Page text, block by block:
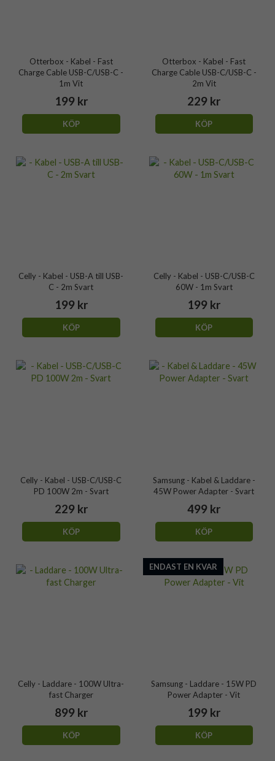
Otterbox - Kabel - Fast
Charge Cable USB-C/USB-C -
1m Vit
199 kr
KÖP
Otterbox - Kabel - Fast
Charge Cable USB-C/USB-C -
2m Vit
229 kr
KÖP
Celly - Kabel - USB-A till USB-
C - 2m Svart
199 kr
KÖP
Celly - Kabel - USB-C/USB-C
60W - 1m Svart
199 kr
KÖP
Celly - Kabel - USB-C/USB-C
PD 100W 2m - Svart
229 kr
KÖP
Samsung - Kabel & Laddare -
45W Power Adapter - Svart
499 kr
KÖP
Celly - Laddare - 100W Ultra-
fast Charger
899 kr
KÖP
ENDAST EN KVAR
Samsung - Laddare - 15W PD
Power Adapter - Vit
199 kr
KÖP